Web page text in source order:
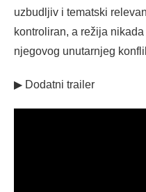
uzbudljiv i tematski
kontroliran, a režija
njegovog unutarnjeg
▶ Dodatni trailer